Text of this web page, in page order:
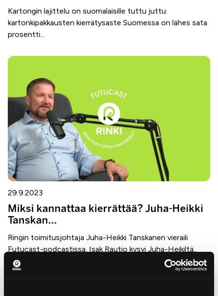
Kartongin lajittelu on suomalaisille tuttu juttu:
kartonkipakkausten kierrätysaste Suomessa on lähes sata
prosentti...
29.9.2023
Miksi kannattaa kierrättää? Juha-Heikki
Tanskan...
Ringin toimitusjohtaja Juha-Heikki Tanskanen vieraili
Futucast-podcastissa. Isak Rautio kysyi Juha-Heikiltä,
kuinka...